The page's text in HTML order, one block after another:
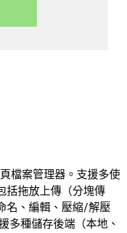
檔案管理器。支援多使
括拖放上傳（分塊傳
名、編輯、壓縮/解壓
多種儲存後端（本地、